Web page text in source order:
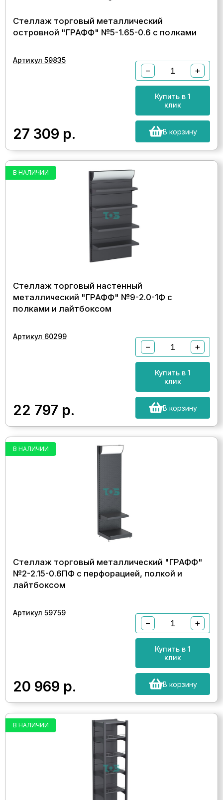
Стеллаж торговый металлический
островной "ГРАФФ" №5-1.65-0.6 с полками
Артикул 59835
27 309 р.
− +
Купить в 1
клик
В корзину
В НАЛИЧИИ
Стеллаж торговый настенный
металлический "ГРАФФ" №9-2.0-1Ф с
полками и лайтбоксом
Артикул 60299
22 797 р.
− +
Купить в 1
клик
В корзину
В НАЛИЧИИ
Стеллаж торговый металлический "ГРАФФ"
№2-2.15-0.6ПФ с перфорацией, полкой и
лайтбоксом
Артикул 59759
20 969 р.
− +
Купить в 1
клик
В корзину
В НАЛИЧИИ